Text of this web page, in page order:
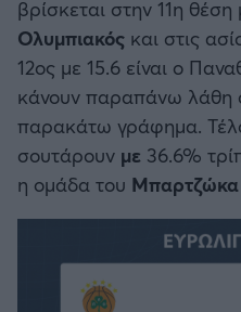
βρίσκεται στην 11η
Ολυμπιακός και στις
12ος με 15.6 είναι ο
κάνουν παραπάνω λάθη
παρακάτω γράφημα.
σουτάρουν με 36.6%
η ομάδα του Μπαρτζώκα